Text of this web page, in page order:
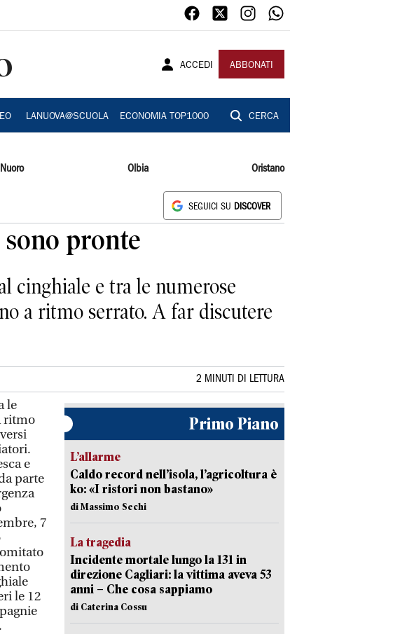
ACCEDI ABBONATI
LANUOVA@SCUOLA ECONOMIA TOP1000 CERCA
Nuoro Olbia Oristano
SEGUICI SU DISCOVER
sono pronte
cinghiale e tra le numerose
a ritmo serrato. A far discutere
2 MINUTI DI LETTURA
le
ritmo
e
parte
7
le 12
Primo Piano
L’allarme
Caldo record nell’isola, l’agricoltura è
ko: «I ristori non bastano»
di Massimo Sechi
La tragedia
Incidente mortale lungo la 131 in
direzione Cagliari: la vittima aveva 53
anni – Che cosa sappiamo
di Caterina Cossu